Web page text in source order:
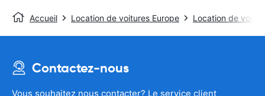
Accueil Location de voitures Europe Location de
Contactez-nous
Vous souhaitez nous contacter? Le service client